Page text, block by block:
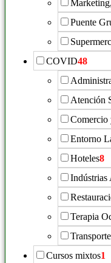
Puente
COVID48
Atención
Comercio
Entorno
Hoteles8
Indústrias
Terapia
Cursos mixtos1